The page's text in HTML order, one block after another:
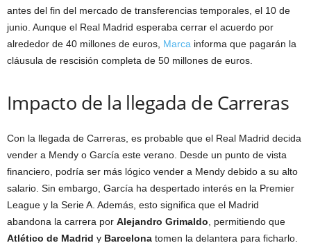
antes del fin del mercado de transferencias temporales, el 10 de
junio. Aunque el Real Madrid esperaba cerrar el acuerdo por
alrededor de 40 millones de euros, Marca informa que pagarán la
cláusula de rescisión completa de 50 millones de euros.
Impacto de la llegada de Carreras
Con la llegada de Carreras, es probable que el Real Madrid decida
vender a Mendy o García este verano. Desde un punto de vista
financiero, podría ser más lógico vender a Mendy debido a su alto
salario. Sin embargo, García ha despertado interés en la Premier
League y la Serie A. Además, esto significa que el Madrid
abandona la carrera por Alejandro Grimaldo , permitiendo que
Atlético de Madrid y Barcelona tomen la delantera para ficharlo.